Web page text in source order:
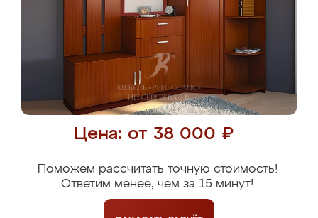
Цена: от 38 000 ₽
Поможем рассчитать точную стоимость!
Ответим менее, чем за 15 минут!